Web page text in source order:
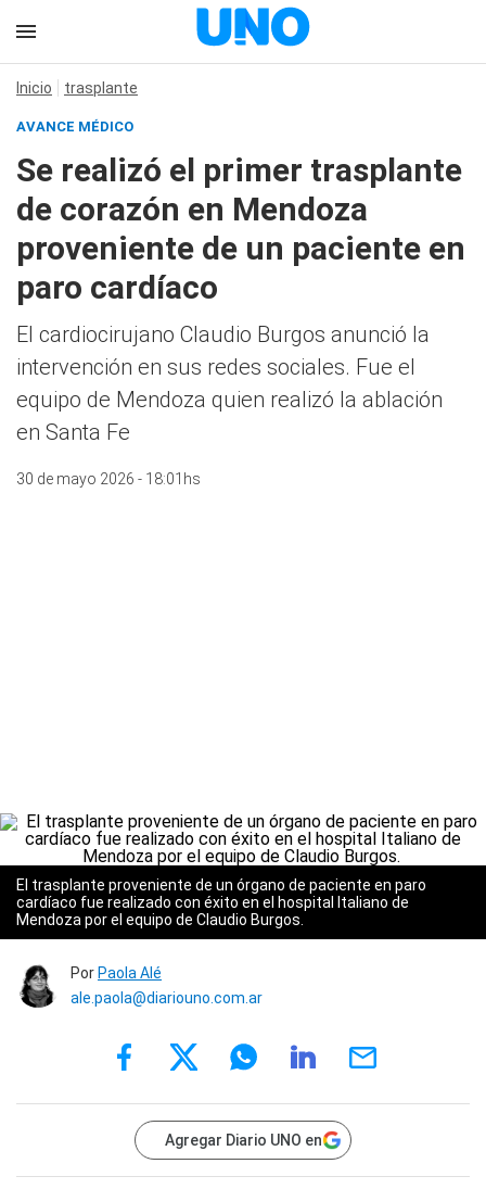
Inicio trasplante
AVANCE MÉDICO
Se realizó el primer trasplante
de corazón en Mendoza
proveniente de un paciente en
paro cardíaco
El cardiocirujano Claudio Burgos anunció la
intervención en sus redes sociales. Fue el
equipo de Mendoza quien realizó la ablación
en Santa Fe
30 de mayo 2026 - 18:01hs
El trasplante proveniente de un órgano de paciente en paro
cardíaco fue realizado con éxito en el hospital Italiano de
Mendoza por el equipo de Claudio Burgos.
Por Paola Alé
ale.paola@diariouno.com.ar
Agregar Diario UNO en